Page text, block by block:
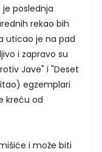
poslednja
rekao bih
uticao je na pad
i zapravo su
Jave" i "Deset
egzemplari
kreću od
i može biti